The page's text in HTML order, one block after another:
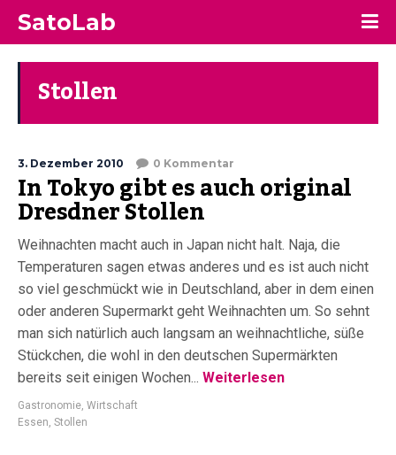
SatoLab
Stollen
3. Dezember 2010 0 Kommentar
In Tokyo gibt es auch original
Dresdner Stollen
Weihnachten macht auch in Japan nicht halt. Naja, die
Temperaturen sagen etwas anderes und es ist auch nicht
so viel geschmückt wie in Deutschland, aber in dem einen
oder anderen Supermarkt geht Weihnachten um. So sehnt
man sich natürlich auch langsam an weihnachtliche, süße
Stückchen, die wohl in den deutschen Supermärkten
bereits seit einigen Wochen... Weiterlesen
Gastronomie, Wirtschaft
Essen, Stollen